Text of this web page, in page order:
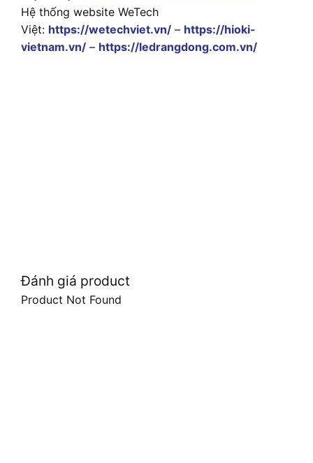
Hệ thống website WeTech
Việt: https://wetechviet.vn/ – https://hioki-
vietnam.vn/ – https://ledrangdong.com.vn/
Đánh giá product
Product Not Found